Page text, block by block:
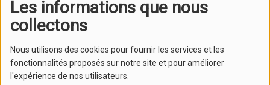
Les informations que nous
collectons
Nous utilisons des cookies pour fournir les services et les
fonctionnalités proposés sur notre site et pour améliorer
l'expérience de nos utilisateurs.